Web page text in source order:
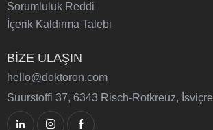
Sorumluluk Reddi
İçerik Kaldırma Talebi
BİZE ULAŞIN
hello@doktoron.com
Suurstoffi 37, 6343 Risch-Rotkreuz, İsviçre